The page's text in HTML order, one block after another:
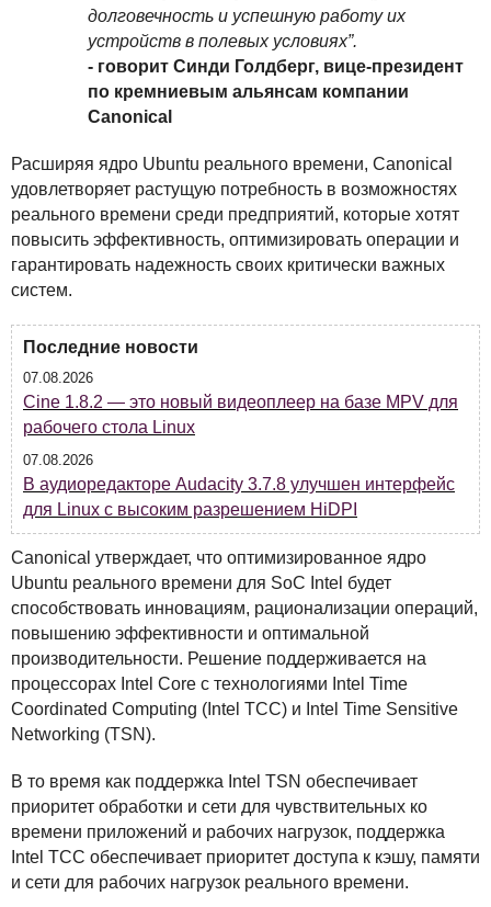
долговечность и успешную работу их
устройств в полевых условиях”.
- говорит Синди Голдберг, вице-президент
по кремниевым альянсам компании
Canonical
Расширяя ядро Ubuntu реального времени, Canonical
удовлетворяет растущую потребность в возможностях
реального времени среди предприятий, которые хотят
повысить эффективность, оптимизировать операции и
гарантировать надежность своих критически важных
систем.
Последние новости
07.08.2026
Cine 1.8.2 — это новый видеоплеер на базе MPV для
рабочего стола Linux
07.08.2026
В аудиоредакторе Audacity 3.7.8 улучшен интерфейс
для Linux с высоким разрешением HiDPI
Canonical утверждает, что оптимизированное ядро
Ubuntu реального времени для SoC Intel будет
способствовать инновациям, рационализации операций,
повышению эффективности и оптимальной
производительности. Решение поддерживается на
процессорах Intel Core с технологиями Intel Time
Coordinated Computing (Intel TCC) и Intel Time Sensitive
Networking (TSN).
В то время как поддержка Intel TSN обеспечивает
приоритет обработки и сети для чувствительных ко
времени приложений и рабочих нагрузок, поддержка
Intel TCC обеспечивает приоритет доступа к кэшу, памяти
и сети для рабочих нагрузок реального времени.